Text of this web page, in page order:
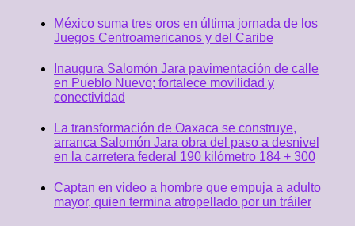
México suma tres oros en última jornada de los
Juegos Centroamericanos y del Caribe
Inaugura Salomón Jara pavimentación de calle
en Pueblo Nuevo; fortalece movilidad y
conectividad
La transformación de Oaxaca se construye,
arranca Salomón Jara obra del paso a desnivel
en la carretera federal 190 kilómetro 184 + 300
Captan en video a hombre que empuja a adulto
mayor, quien termina atropellado por un tráiler